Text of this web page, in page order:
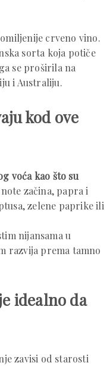
crveno vino.
sorta koja potiče
se proširila na
i Australiju.
kod ove
voća kao što su
začina, papra i
zelene paprike ili
nijansama u
razvija prema tamno
idealno da
zavisi od starosti